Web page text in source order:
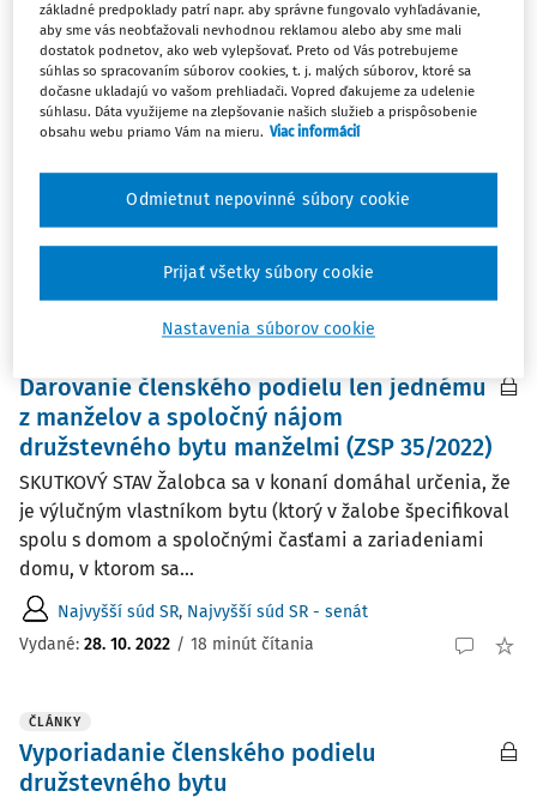
ČLÁNKY
Vyporiadanie členského podielu v
bytovom družstve (ZSP 13/2025)
Skutkový stav Žalobca sa domáhal zaplatenia sumy
titulom vyporiadania členského podielu. Žalobca svoju
žalobu odôvodnil tým, že okresný súd v spojení
s rozsudkom krajského súdu zrušil právo spoločného
nájmu k predmetnému družstevnému bytu...
/ 16 minút čítania
Darovanie členského podielu len jednému
z manželov a spoločný nájom
družstevného bytu manželmi (ZSP 35/2022)
SKUTKOVÝ STAV Žalobca sa v konaní domáhal určenia, že
je výlučným vlastníkom bytu (ktorý v žalobe špecifikoval
spolu s domom a spoločnými časťami a zariadeniami
domu, v ktorom sa...
Najvyšší súd SR, Najvyšší súd SR - senát
Vydané: 28. 10. 2022 / 18 minút čítania
ČLÁNKY
Vyporiadanie členského podielu
družstevného bytu
základné predpoklady patrí napr. aby správne fungovalo vyhľadávanie,
aby sme vás neobťažovali nevhodnou reklamou alebo aby sme mali
dostatok podnetov, ako web vylepšovať. Preto od Vás potrebujeme
súhlas so spracovaním súborov cookies, t. j. malých súborov, ktoré sa
dočasne ukladajú vo vašom prehliadači. Vopred ďakujeme za udelenie
súhlasu. Dáta využijeme na zlepšovanie našich služieb a prispôsobenie
obsahu webu priamo Vám na mieru. Viac informácií
Nastavenia súborov cookie
Odmietnut nepovinné súbory cookie
Prijať všetky súbory cookie